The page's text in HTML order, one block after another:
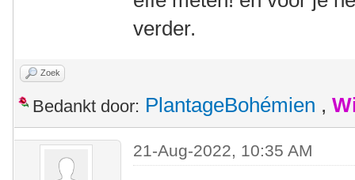
verder.
Zoek
Bedankt door: PlantageBohémien ,
21-Aug-2022, 10:35 AM